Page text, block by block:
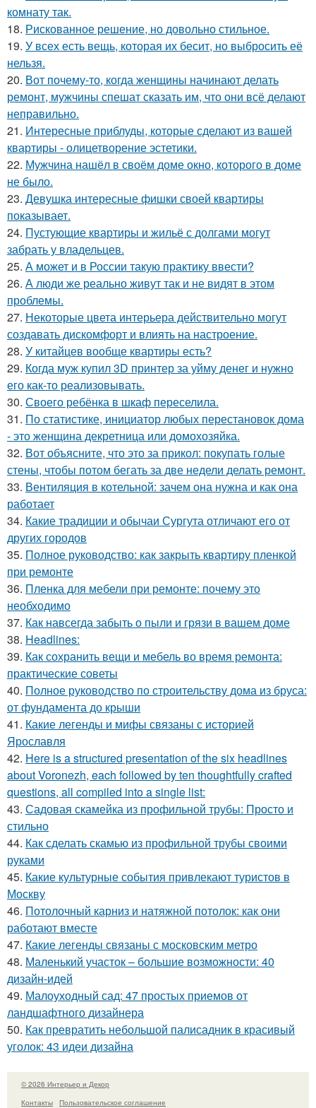
комнату так.
18. Рискованное решение, но довольно стильное.
19. У всех есть вещь, которая их бесит, но выбросить её
нельзя.
20. Вот почему-то, когда женщины начинают делать
ремонт, мужчины спешат сказать им, что они всё делают
неправильно.
21. Интересные приблуды, которые сделают из вашей
квартиры - олицетворение эстетики.
22. Мужчина нашёл в своём доме окно, которого в доме
не было.
23. Девушка интересные фишки своей квартиры
показывает.
24. Пустующие квартиры и жильё с долгами могут
забрать у владельцев.
25. А может и в России такую практику ввести?
26. А люди же реально живут так и не видят в этом
проблемы.
27. Некоторые цвета интерьера действительно могут
создавать дискомфорт и влиять на настроение.
28. У китайцев вообще квартиры есть?
29. Когда муж купил 3D принтер за уйму денег и нужно
его как-то реализовывать.
30. Своего ребёнка в шкаф переселила.
31. По статистике, инициатор любых перестановок дома
- это женщина декретница или домохозяйка.
32. Вот объясните, что это за прикол: покупать голые
стены, чтобы потом бегать за две недели делать ремонт.
33. Вентиляция в котельной: зачем она нужна и как она
работает
34. Какие традиции и обычаи Сургута отличают его от
других городов
35. Полное руководство: как закрыть квартиру пленкой
при ремонте
36. Пленка для мебели при ремонте: почему это
необходимо
37. Как навсегда забыть о пыли и грязи в вашем доме
38. Headlines:
39. Как сохранить вещи и мебель во время ремонта:
практические советы
40. Полное руководство по строительству дома из бруса:
от фундамента до крыши
41. Какие легенды и мифы связаны с историей
Ярославля
42. Here is a structured presentation of the six headlines
about Voronezh, each followed by ten thoughtfully crafted
questions, all compiled into a single list:
43. Садовая скамейка из профильной трубы: Просто и
стильно
44. Как сделать скамью из профильной трубы своими
руками
45. Какие культурные события привлекают туристов в
Москву
46. Потолочный карниз и натяжной потолок: как они
работают вместе
47. Какие легенды связаны с московским метро
48. Маленький участок – большие возможности: 40
дизайн-идей
49. Малоуходный сад: 47 простых приемов от
ландшафтного дизайнера
50. Как превратить небольшой палисадник в красивый
уголок: 43 идеи дизайна
© 2026 Интерьер и Декор
Контакты
Пользовательское соглашение